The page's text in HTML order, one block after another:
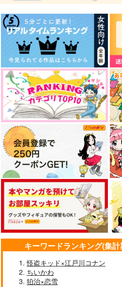
キーワードランキング(集
怪盗キッド×江戸川コナン
ちいかわ
狛治×恋雪